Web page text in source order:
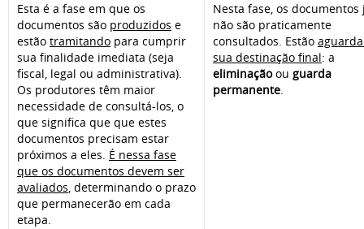
Esta é a fase em que os
documentos são produzidos e
estão tramitando para cumprir
sua finalidade imediata (seja
fiscal, legal ou administrativa).
Os produtores têm maior
necessidade de consultá-los, o
que significa que que estes
documentos precisam estar
próximos a eles. É nessa fase
que os documentos devem ser
avaliados, determinando o prazo
que permanecerão em cada
etapa.
Nesta fase, os documentos
não são praticamente
consultados. Estão
sua destinação final: a
eliminaçãoou guarda
permanente.